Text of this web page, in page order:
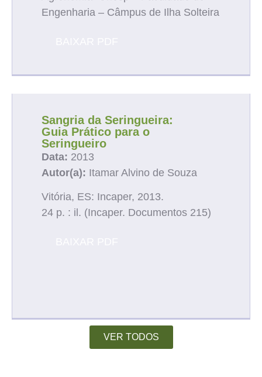
Engenharia – Câmpus de Ilha Solteira
Sangria da Seringueira:
Guia Prático para o
Seringueiro
Data: 2013
Autor(a): Itamar Alvino de Souza
Vitória, ES: Incaper, 2013.
24 p. : il. (Incaper. Documentos 215)
VER TODOS